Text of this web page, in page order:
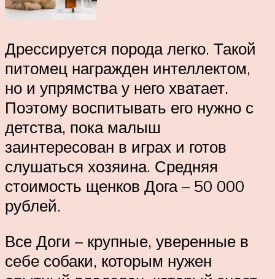
Дрессируется порода легко. Такой
питомец награжден интеллектом,
но и упрямства у него хватает.
Поэтому воспитывать его нужно с
детства, пока малыш
заинтересован в играх и готов
слушаться хозяина. Средняя
стоимость щенков Дога – 50 000
рублей.
Все Доги – крупные, уверенные в
себе собаки, которым нужен